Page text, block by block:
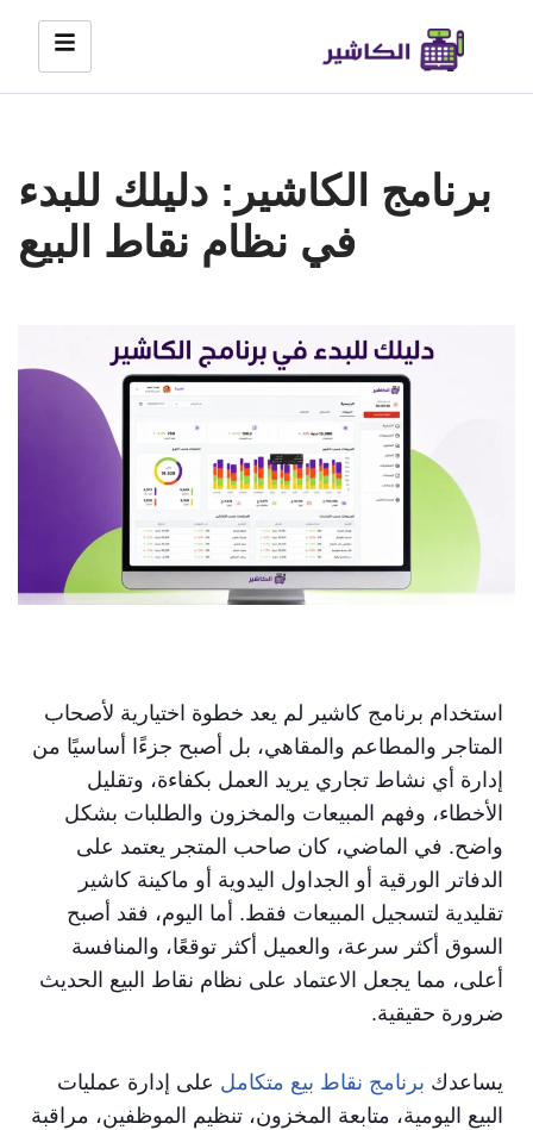
to
برنامج الكاشير: دليلك للبدء
في نظام نقاط البيع
استخدام برنامج كاشير لم يعد خطوة اختيارية لأصحاب
المتاجر والمطاعم والمقاهي، بل أصبح جزءًا أساسيًا من
إدارة أي نشاط تجاري يريد العمل بكفاءة، وتقليل
الأخطاء، وفهم المبيعات والمخزون والطلبات بشكل
واضح. في الماضي، كان صاحب المتجر يعتمد على
الدفاتر الورقية أو الجداول اليدوية أو ماكينة كاشير
تقليدية لتسجيل المبيعات فقط. أما اليوم، فقد أصبح
السوق أكثر سرعة، والعميل أكثر توقعًا، والمنافسة
أعلى، مما يجعل الاعتماد على نظام نقاط البيع الحديث
ضرورة حقيقية.
يساعدك برنامج نقاط بيع متكامل على إدارة عمليات
البيع اليومية، متابعة المخزون، تنظيم الموظفين، مراقبة